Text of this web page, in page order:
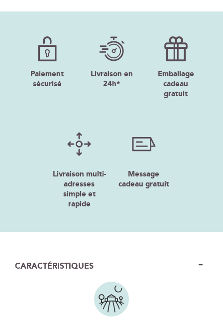
Paiement
sécurisé
Livraison en
24h*
Emballage
cadeau
gratuit
Livraison multi-
adresses
simple et
rapide
Message
cadeau gratuit
CARACTÉRISTIQUES